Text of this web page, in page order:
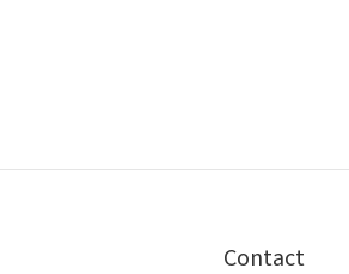
Contact